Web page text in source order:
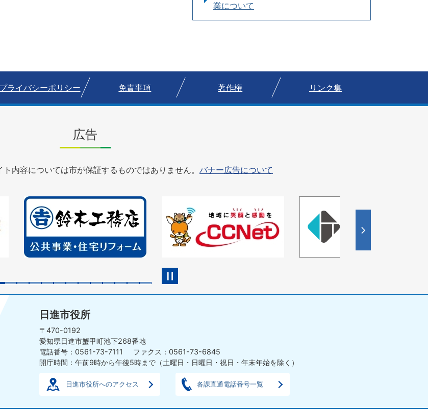
業について
プライバシーポリシー 免責事項 著作権 リンク集
広告
内容については市が保証するものではありません。 バナー広告について
2
枚
目
の
ス
枚
目
日進市役所
〒470-0192
愛知県日進市蟹甲町池下268番地
電話番号：0561-73-7111
ファクス：0561-73-6845
開庁時間：午前9時から午後5時まで （土曜日・日曜日・祝日・年末年始を除く）
日進市役所へのアクセス 各課直通電話番号一覧